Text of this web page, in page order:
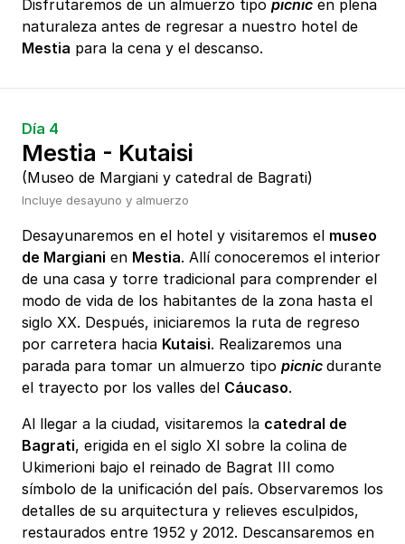
Disfrutaremos de un almuerzo tipo picnic en plena
naturaleza antes de regresar a nuestro hotel de
Mestia para la cena y el descanso.
Día 4
Mestia - Kutaisi
(Museo de Margiani y catedral de Bagrati)
Incluye desayuno y almuerzo
Desayunaremos en el hotel y visitaremos el museo
de Margiani en Mestia. Allí conoceremos el interior
de una casa y torre tradicional para comprender el
modo de vida de los habitantes de la zona hasta el
siglo XX. Después, iniciaremos la ruta de regreso
por carretera hacia Kutaisi. Realizaremos una
parada para tomar un almuerzo tipo picnic durante
el trayecto por los valles del Cáucaso.
Al llegar a la ciudad, visitaremos la catedral de
Bagrati, erigida en el siglo XI sobre la colina de
Ukimerioni bajo el reinado de Bagrat III como
símbolo de la unificación del país. Observaremos los
detalles de su arquitectura y relieves esculpidos,
restaurados entre 1952 y 2012. Descansaremos en